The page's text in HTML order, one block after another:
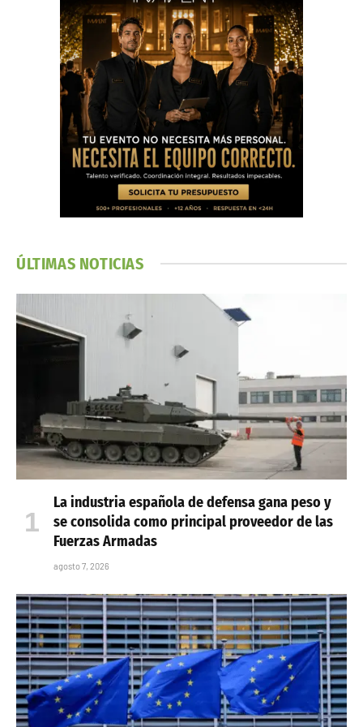
ÚLTIMAS NOTICIAS
La industria española de defensa gana peso y
se consolida como principal proveedor de las
Fuerzas Armadas
agosto 7, 2026